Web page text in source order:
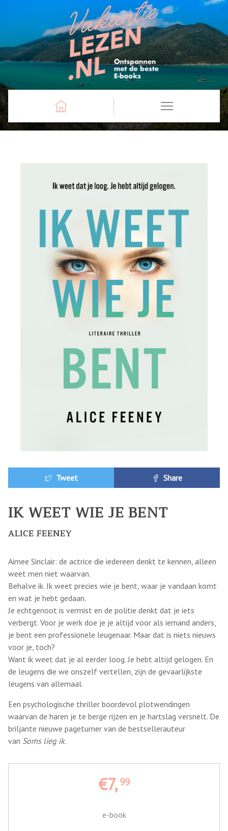
Tweet Share
IK WEET WIE JE BENT
ALICE FEENEY
Aimee Sinclair: de actrice die iedereen denkt te kennen, alleen
weet men niet waarvan.
Behalve ik. Ik weet precies wie je bent, waar je vandaan komt
en wat je hebt gedaan.
Je echtgenoot is vermist en de politie denkt dat je iets
verbergt. Voor je werk doe je je altijd voor als iemand anders,
je bent een professionele leugenaar. Maar dat is niets nieuws
voor je, toch?
Want ik weet dat je al eerder loog. Je hebt altijd gelogen. En
de leugens die we onszelf vertellen, zijn de gevaarlijkste
leugens van allemaal.
Een psychologische thriller boordevol plotwendingen
waarvan de haren je te berge rijzen en je hartslag versnelt. De
briljante nieuwe pageturner van de bestsellerauteur
van Soms lieg ik.
€7,99
e-book